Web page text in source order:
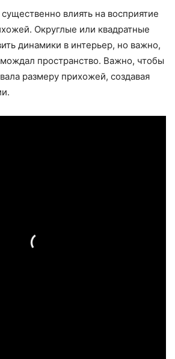
влиять на восприятие
Округлые или квадратные
динамики в интерьер, но важно,
пространство. Важно, чтобы
размеру прихожей, создавая